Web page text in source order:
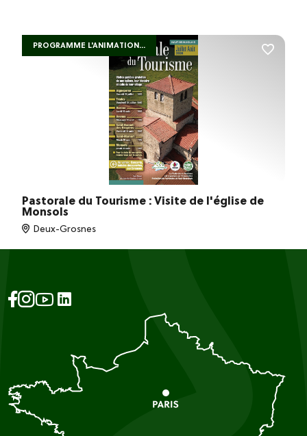
Pastorale du Tourisme : Visite de l'église de
Monsols
Deux-Grosnes
PROGRAMME L'ANIMATION...